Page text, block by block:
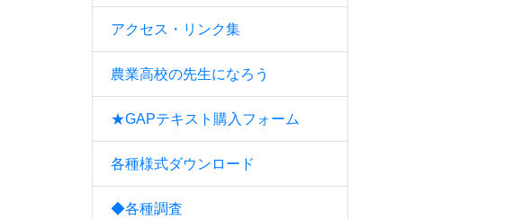
アクセス・リンク集
農業高校の先生になろう
★GAPテキスト購入フォーム
各種様式ダウンロード
◆各種調査